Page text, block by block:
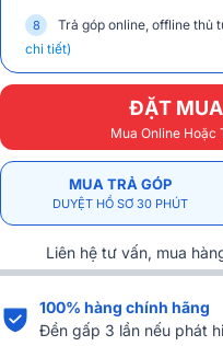
Trả góp online, offline thủ
chi tiết)
ĐẶT
Mua Online Hoặc
MUA TRẢ GÓP
DUYỆT HỒ SƠ 30 PHÚT
Liên hệ tư vấn, mua
100% hàng chính hãng
Đền gấp 3 lần nếu phát